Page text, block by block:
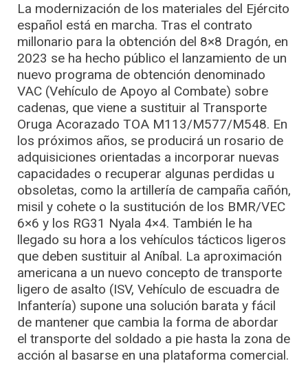
La modernización de los materiales del Ejército
español está en marcha. Tras el contrato
millonario para la obtención del 8×8 Dragón, en
2023 se ha hecho público el lanzamiento de un
nuevo programa de obtención denominado
VAC (Vehículo de Apoyo al Combate) sobre
cadenas, que viene a sustituir al Transporte
Oruga Acorazado TOA M113/M577/M548. En
los próximos años, se producirá un rosario de
adquisiciones orientadas a incorporar nuevas
capacidades o recuperar algunas perdidas u
obsoletas, como la artillería de campaña cañón,
misil y cohete o la sustitución de los BMR/VEC
6×6 y los RG31 Nyala 4×4. También le ha
llegado su hora a los vehículos tácticos ligeros
que deben sustituir al Aníbal. La aproximación
americana a un nuevo concepto de transporte
ligero de asalto (ISV, Vehículo de escuadra de
Infantería) supone una solución barata y fácil
de mantener que cambia la forma de abordar
el transporte del soldado a pie hasta la zona de
acción al basarse en una plataforma comercial.